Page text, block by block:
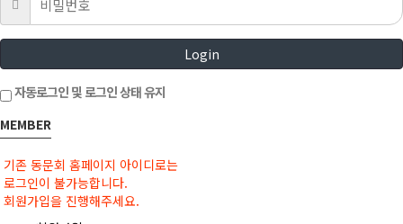
Login
자동로그인 및 로그인 상태 유지
MEMBER
기존 동문회 홈페이지 아이디로는
로그인이 불가능합니다.
회원가입을 진행해주세요.